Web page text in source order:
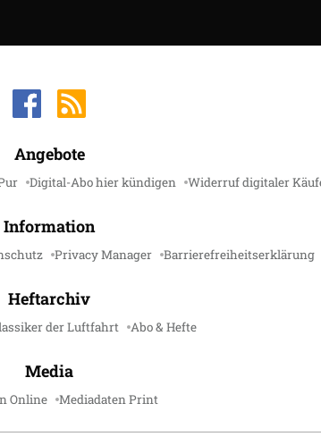
Angebote
Digital-Abo hier kündigen Widerruf digitaler
Information
Privacy Manager Barrierefreiheitserklärung
Heftarchiv
der Luftfahrt Abo & Hefte
Media
Online Mediadaten Print